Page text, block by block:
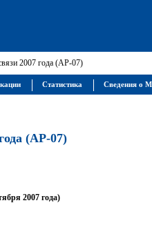
2007 года (АР-07)
(АР-07)
2007 года)
Статистика Сведения о